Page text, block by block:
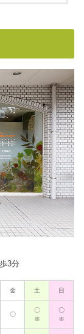
3分
金 土 日
〇
〇
※
〇
※